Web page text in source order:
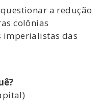
a redução
colônias
imperialistas das